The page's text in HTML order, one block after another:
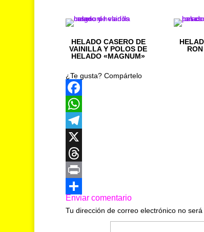
HELADO CASERO DE
VAINILLA Y POLOS DE
HELADO «MAGNUM»
¿Te gusta? Compártelo
F
a
e
b
o
o
W
a
A
T
e
e
g
X
T
h
r
P
rC
Enviar comentario
Tu dirección de correo electrónico no